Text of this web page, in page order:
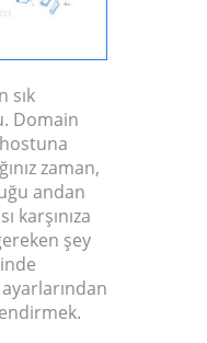
sık
Domain
zaman,
andan
karşınıza
şey
ayarlarından